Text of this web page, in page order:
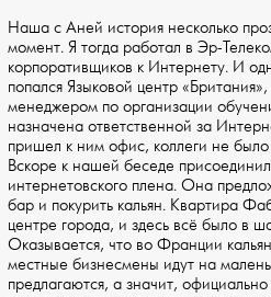
Наша с Аней история несколько
момент. Я тогда работал в Эр-
корпоративщиков к Интернету. И
попался Языковой центр
менеджером по организации
назначена ответственной за
пришел к ним офис, коллеги не
Вскоре к нашей беседе
интернетовского плена. Она
бар и покурить кальян. Квартира
центре города, и здесь всё было в
Оказывается, что во Франции
местные бизнесмены идут на
предлагаются, а значит,